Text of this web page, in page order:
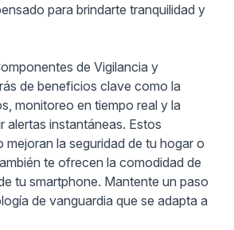
para brindarte tranquilidad y
de Vigilancia y
de beneficios clave como la
monitoreo en tiempo real y la
alertas instantáneas. Estos
la seguridad de tu hogar o
te ofrecen la comodidad de
tu smartphone. Mantente un paso
de vanguardia que se adapta a